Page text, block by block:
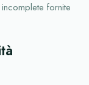
fornite